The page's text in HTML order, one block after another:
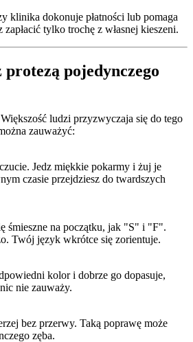
klinika dokonuje płatności lub pomaga
tylko trochę z własnej kieszeni.
protezą pojedynczego
ludzi przyzwyczaja się do tego
zauważyć:
Jedz miękkie pokarmy i żuj je
czasie przejdziesz do twardszych
śmieszne na początku, jak "S" i "F".
Twój język wkrótce się zorientuje.
kolor i dobrze go dopasuje,
nie zauważy.
bez przerwy. Taką poprawę może
zęba.